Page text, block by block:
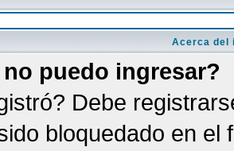
Acerca del
puedo ingresar?
Debe
bloquedado en